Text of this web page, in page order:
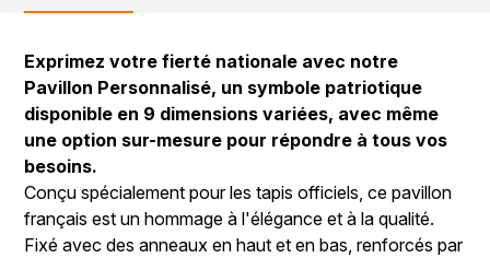
Exprimez votre fierté nationale avec notre
Pavillon Personnalisé, un symbole patriotique
disponible en 9 dimensions variées, avec même
une option sur-mesure pour répondre à tous vos
besoins.
Conçu spécialement pour les tapis officiels, ce pavillon
français est un hommage à l'élégance et à la qualité.
Fixé avec des anneaux en haut et en bas, renforcés par